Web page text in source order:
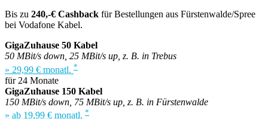
Bis zu 240,-€ Cashback für Bestellungen aus Fürstenwalde/Spree
bei Vodafone Kabel.
GigaZuhause 50 Kabel
50 MBit/s down, 25 MBit/s up, z. B. in Trebus
» 29,99 € monatl. *
für 24 Monate
GigaZuhause 150 Kabel
150 MBit/s down, 75 MBit/s up, z. B. in Fürstenwalde
» ab 19,99 € monatl. *